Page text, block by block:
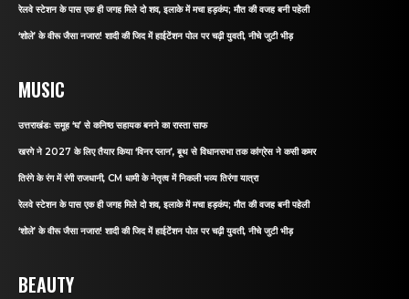
रेलवे स्टेशन के पास एक ही जगह मिले दो शव, इलाके में मचा हड़कंप; मौत की वजह बनी पहेली
‘शोले’ के वीरू जैसा नजारा! शादी की जिद में हाईटेंशन पोल पर चढ़ी युवती, नीचे जुटी भीड़
MUSIC
उत्तराखंडः समूह ‘घ’ से कनिष्ठ सहायक बनने का रास्ता साफ
खरगे ने 2027 के लिए तैयार किया ‘विनर प्लान’, बूथ से विधानसभा तक कांग्रेस ने कसी कमर
तिरंगे के रंग में रंगी राजधानी, CM धामी के नेतृत्व में निकली भव्य तिरंगा यात्रा
रेलवे स्टेशन के पास एक ही जगह मिले दो शव, इलाके में मचा हड़कंप; मौत की वजह बनी पहेली
‘शोले’ के वीरू जैसा नजारा! शादी की जिद में हाईटेंशन पोल पर चढ़ी युवती, नीचे जुटी भीड़
BEAUTY